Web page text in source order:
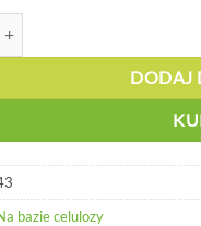
DODAJ
bazie celulozy